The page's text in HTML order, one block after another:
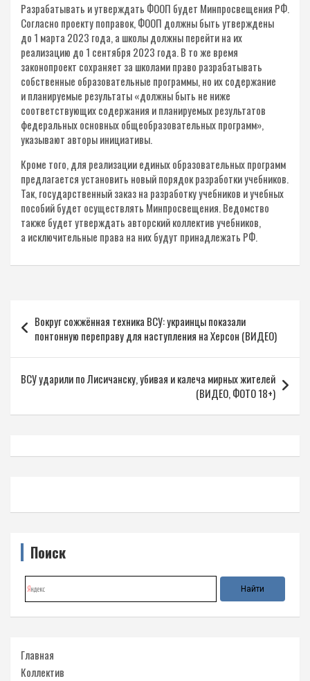
Разрабатывать и утверждать ФООП будет Минпросвещения РФ.
Согласно проекту поправок, ФООП должны быть утверждены
до 1 марта 2023 года, а школы должны перейти на их
реализацию до 1 сентября 2023 года. В то же время
законопроект сохраняет за школами право разрабатывать
собственные образовательные программы, но их содержание
и планируемые результаты «должны быть не ниже
соответствующих содержания и планируемых результатов
федеральных основных общеобразовательных программ»,
указывают авторы инициативы.
Кроме того, для реализации единых образовательных программ
предлагается установить новый порядок разработки учебников.
Так, государственный заказ на разработку учебников и учебных
пособий будет осуществлять Минпросвещения. Ведомство
также будет утверждать авторский коллектив учебников,
а исключительные права на них будут принадлежать РФ.
по
записям
Вокруг сожжённая техника ВСУ: украинцы показали
понтонную переправу для наступления на Херсон (ВИДЕО)
ВСУ ударили по Лисичанску, убивая и калеча мирных жителей
(ВИДЕО, ФОТО 18+)
Поиск
Главная
Коллектив